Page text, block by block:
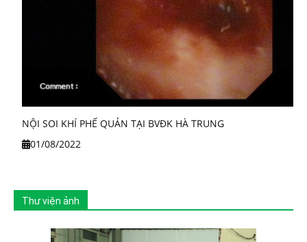
NỘI SOI KHÍ PHẾ QUẢN TẠI BVĐK HÀ TRUNG
01/08/2022
Thư viện ảnh